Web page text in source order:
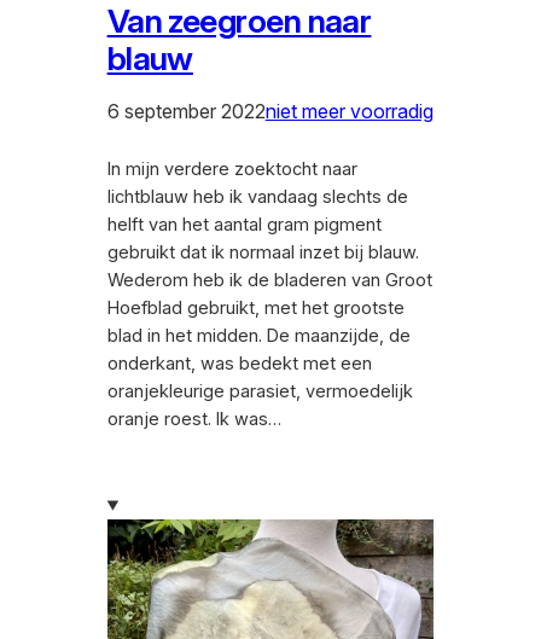
Van zeegroen naar
blauw
6 september 2022niet meer voorradig
In mijn verdere zoektocht naar
lichtblauw heb ik vandaag slechts de
helft van het aantal gram pigment
gebruikt dat ik normaal inzet bij blauw.
Wederom heb ik de bladeren van Groot
Hoefblad gebruikt, met het grootste
blad in het midden. De maanzijde, de
onderkant, was bedekt met een
oranjekleurige parasiet, vermoedelijk
oranje roest. Ik was…